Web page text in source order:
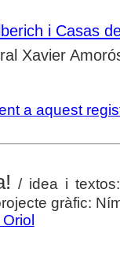
i Casas
Xavier
a aquest
/ idea i
gràfic: